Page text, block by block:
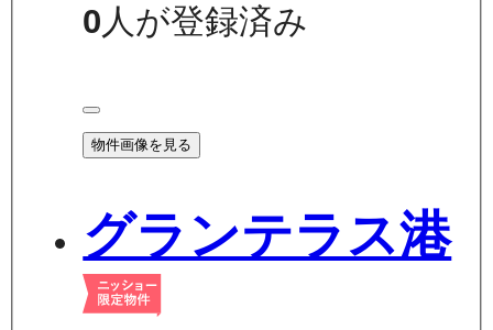
0 人が登録済み
物件画像を見る
グランテラス港